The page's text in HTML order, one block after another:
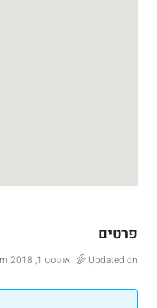
פרטים
Updated on אוגוסט 1, 2018 at 2:32 pm